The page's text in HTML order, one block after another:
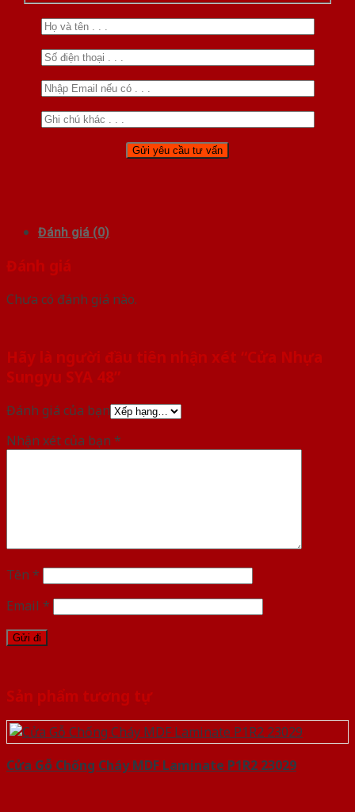
Đánh giá (0)
Đánh giá
Chưa có đánh giá nào.
Hãy là người đầu tiên nhận xét “Cửa Nhựa
Sungyu SYA 48”
Đánh giá của bạn
Nhận xét của bạn *
Tên *
Email *
Sản phẩm tương tự
Cửa Gỗ Chống Cháy MDF Laminate P1R2 23029